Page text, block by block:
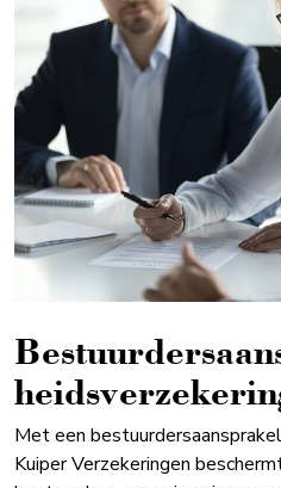
Met een
Kuiper Verzekeringen